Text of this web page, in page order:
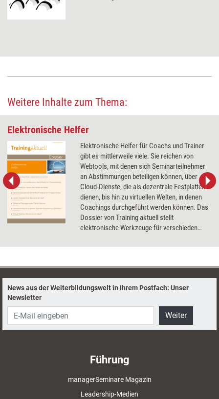
Weitere Inhalte zum Thema:
Elektronische Helfer
Elektronische Helfer für Coachs und Trainer
gibt es mittlerweile viele. Sie reichen von
Webtools, mit denen sich Seminarteilnehmer
an Abstimmungen beteiligen können, über
Cloud-Dienste, die als dezentrale Festplatten
dienen, bis hin zu virtuellen Welten, in denen
Coachings durchgeführt werden können. Das
Dossier von Training aktuell stellt
elektronische Werkzeuge für verschieden
Coachs sie optimal nutzen können.
News aus der Weiterbildungswelt in Ihrem Postfach: Unser
Newsletter
Weiter
Führung
managerSeminare Magazin
Leadership-Medien